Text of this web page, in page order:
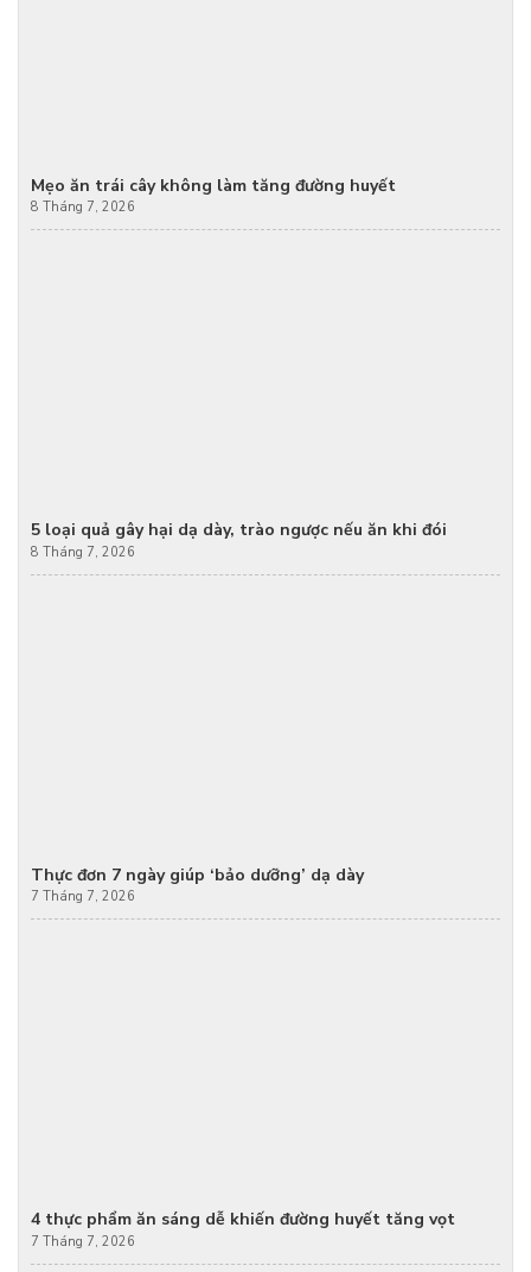
Mẹo ăn trái cây không làm tăng đường huyết
8 Tháng 7, 2026
5 loại quả gây hại dạ dày, trào ngược nếu ăn khi đói
8 Tháng 7, 2026
Thực đơn 7 ngày giúp ‘bảo dưỡng’ dạ dày
7 Tháng 7, 2026
4 thực phẩm ăn sáng dễ khiến đường huyết tăng vọt
7 Tháng 7, 2026